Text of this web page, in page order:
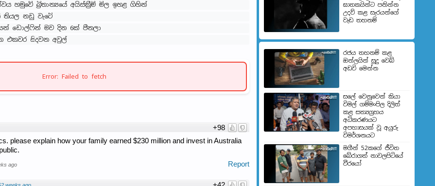
හමුවේ බ්‍රිතාන්‍යයේ අයිස්ක්‍රීම් මිල ඉහළ ගිහින්
නඩු වැටේ
ඩොල්ෆින් මව දින 6ක් පීනලා
එකවර සිදවන අවුල්
Error: Failed to fetch
+98
please explain how your family earned $230 million and invest in Australia
Report
ago
weeks ago
ඝාතකයින්ට පනින්න
උදව් කළ සැරයන්ගේ
වැඩ තහනම්
රජය තහනම් කළ
ඔන්ලයින් සූදු වෙබ්
අඩවි මෙන්න
සලේ වෙනුවෙන් කියා
විමල් ගම්මංපිල දිලිත්
කළ සත්‍යග්‍රහය
අධිකරණයට
අපහාසයක් වූ අයුරු
විමර්ශනයට
මගීන් 52කගේ ජීවිත
බේරා­ගත් නාව­ල­පි­ටියේ
වීරයෝ